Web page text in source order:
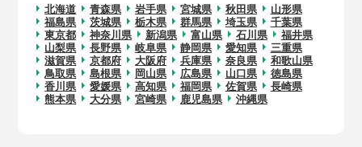
北海道 青森県 岩手県 宮城県 秋田県
山形県
福島県
茨城県 栃木県 群馬県 埼玉県
千葉県
東京都
神奈川県 新潟県 富山県 石川県
福井県
山梨県
長野県 岐阜県 静岡県 愛知県
三重県
滋賀県
京都府 大阪府 兵庫県 奈良県
和歌山県
鳥取県
島根県 岡山県 広島県 山口県
徳島県
香川県
愛媛県 高知県 福岡県 佐賀県
長崎県
熊本県
大分県 宮崎県 鹿児島県 沖縄県